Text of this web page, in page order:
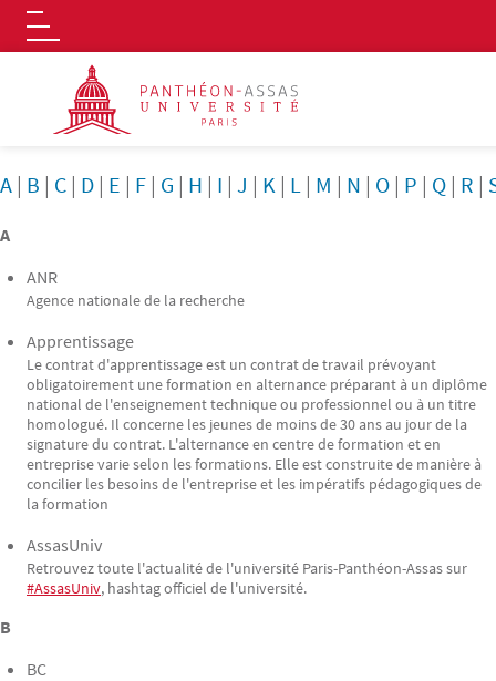
Logo
A | B | C | D | E | F | G | H | I | J | K | L | M | N | O | P | Q | R |
A
ANR
Agence nationale de la recherche
Apprentissage
Le contrat d'apprentissage est un contrat de travail prévoyant
obligatoirement une formation en alternance préparant à un diplôme
national de l'enseignement technique ou professionnel ou à un titre
homologué. Il concerne les jeunes de moins de 30 ans au jour de la
signature du contrat. L'alternance en centre de formation et en
entreprise varie selon les formations. Elle est construite de manière à
concilier les besoins de l'entreprise et les impératifs pédagogiques de
la formation
AssasUniv
Retrouvez toute l'actualité de l'université Paris-Panthéon-Assas sur
#AssasUniv, hashtag officiel de l'université.
B
BC